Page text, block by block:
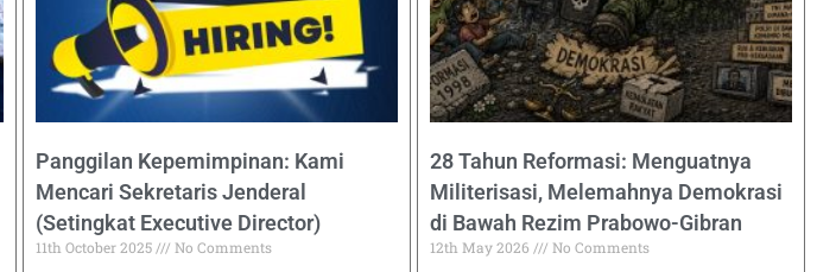
Panggilan Kepemimpinan: Kami
Mencari Sekretaris Jenderal
(Setingkat Executive Director)
11th October 2025 No Comments
28 Tahun Reformasi: Menguatnya
Militerisasi, Melemahnya Demokrasi
di Bawah Rezim Prabowo-Gibran
12th May 2026
No Comments